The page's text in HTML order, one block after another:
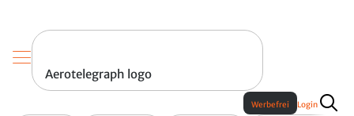
Aerotelegraph logo
Werbefrei Login